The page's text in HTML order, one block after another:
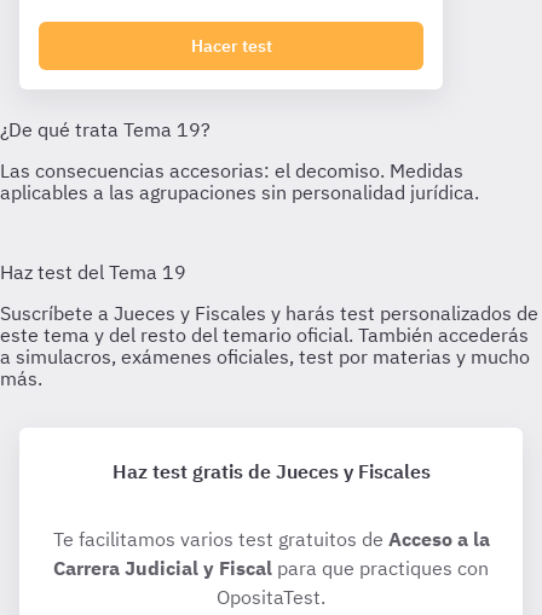
Hacer test
Haz test gratis de Jueces y Fiscales
Te facilitamos varios test gratuitos de Acceso a la
Carrera Judicial y Fiscal para que practiques con
OpositaTest.